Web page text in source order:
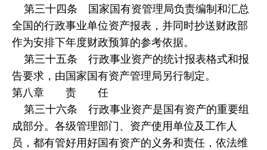
第三十四条 国家国有资管理局负责编制和汇总
全国的行政事业单位资产报表，并同时抄送财政部
作为安排下年度财政预算的参考依据。
第三十五条 行政事业资产的统计报表格式和报
告要求，由国家国有资产管理局另行制定。
第八章 责 任
第三十六条 行政事业资产是国有资产的重要组
成部分。各级管理部门、资产使用单位及工作人
员，都有管好用好国有资产的义务和责任，依法维